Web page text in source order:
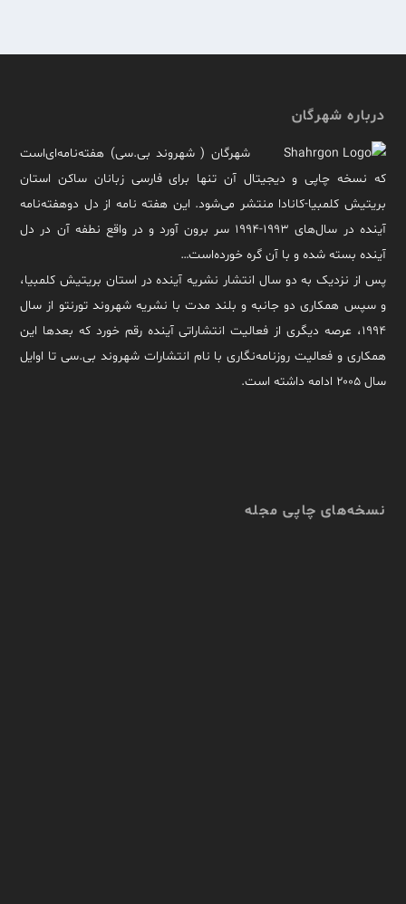
درباره شهرگان
شهرگان ( شهروند بی.سی) هفته‌نامه‌ای‌است
که نسخه چاپی و دیجیتال آن تنها برای فارسی زبانان ساکن استان
بریتیش کلمبیا-کانادا منتشر می‌شود. این هفته نامه از دل دوهفته‌نامه
آینده در سال‌های ۱۹۹۳-۱۹۹۴ سر برون آورد و در واقع نطفه آن در دل
آینده بسته شده و با آن گره خورده‌است…
پس از نزدیک به دو سال انتشار نشریه آینده در استان بریتیش کلمبیا،
و سپس همکاری دو جانبه و بلند مدت با نشریه شهروند تورنتو از سال
۱۹۹۴، عرصه دیگری از فعالیت انتشاراتی آینده رقم خورد که بعدها این
همکاری و فعالیت روزنامه‌نگاری با نام انتشارات شهروند بی.سی تا اوایل
سال ۲۰۰۵ ادامه داشته است.
نسخه‌های چاپی مجله